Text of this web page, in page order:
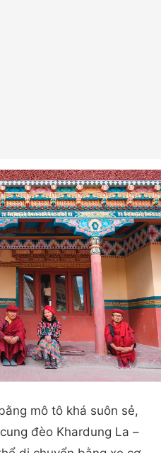
mô tô khá suôn sẻ,
đèo Khardung La –